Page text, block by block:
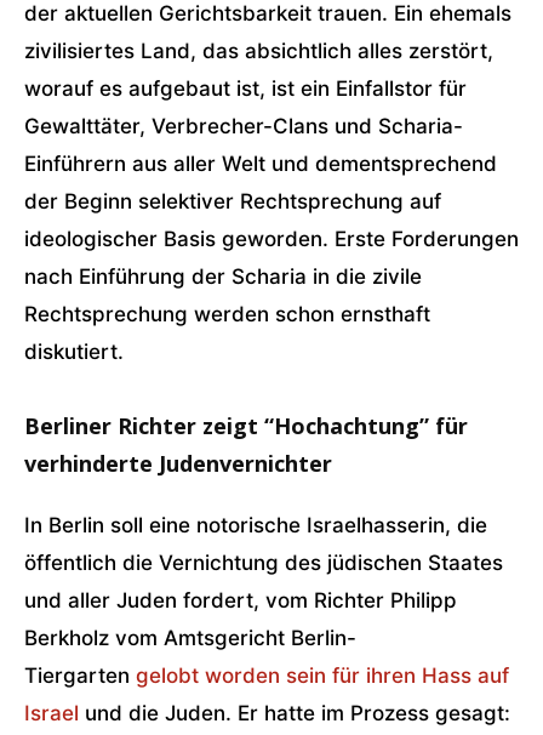
der aktuellen Gerichtsbarkeit trauen. Ein ehemals
zivilisiertes Land, das absichtlich alles zerstört,
worauf es aufgebaut ist, ist ein Einfallstor für
Gewalttäter, Verbrecher-Clans und Scharia-
Einführern aus aller Welt und dementsprechend
der Beginn selektiver Rechtsprechung auf
ideologischer Basis geworden. Erste Forderungen
nach Einführung der Scharia in die zivile
Rechtsprechung werden schon ernsthaft
diskutiert.
Berliner Richter zeigt “Hochachtung” für
verhinderte Judenvernichter
In Berlin soll eine notorische Israelhasserin, die
öffentlich die Vernichtung des jüdischen Staates
und aller Juden fordert, vom Richter Philipp
Berkholz vom Amtsgericht Berlin-
Tiergarten gelobt worden sein für ihren Hass auf
Israel und die Juden. Er hatte im Prozess gesagt: